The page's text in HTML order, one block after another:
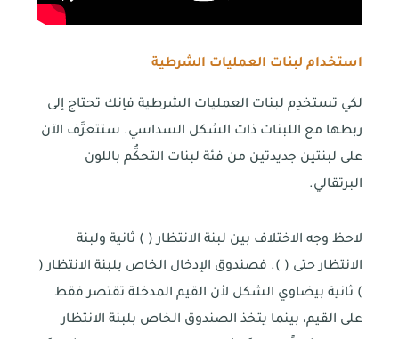
استخدام لبنات العمليات الشرطية
لكي تستخدِم لبنات العمليات الشرطية فإنك تحتاج إلى
ربطها مع اللبنات ذات الشكل السداسي. ستتعرَّف الآن
على لبنتين جديدتين من فئة لبنات التحكُّم باللون
البرتقالي.
لاحظ وجه الاختلاف بين لبنة الانتظار ( ) ثانية ولبنة
الانتظار حتى ( ). فصندوق الإدخال الخاص بلبنة الانتظار (
) ثانية بيضاوي الشكل لأن القيم المدخلة تقتصر فقط
على القيم، بينما يتخذ الصندوق الخاص بلبنة الانتظار